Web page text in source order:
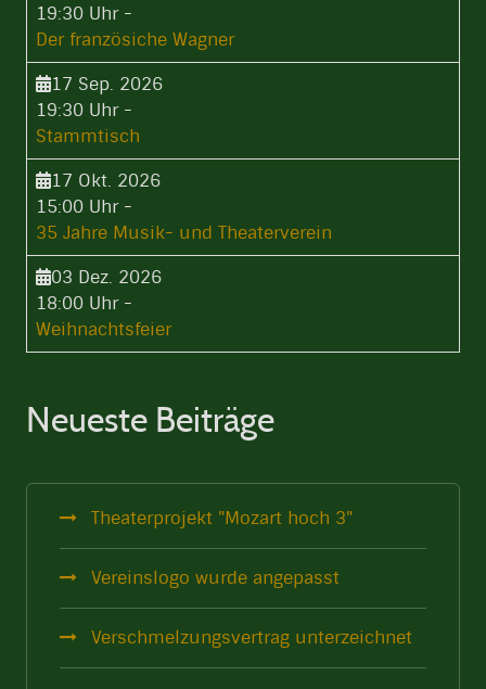
19:30 Uhr-
Der französiche Wagner
17 Sep. 2026
19:30 Uhr-
Stammtisch
17 Okt. 2026
15:00 Uhr-
35 Jahre Musik- und Theaterverein
03 Dez. 2026
18:00 Uhr-
Weihnachtsfeier
Neueste Beiträge
Theaterprojekt "Mozart hoch 3"
Vereinslogo wurde angepasst
Verschmelzungsvertrag unterzeichnet